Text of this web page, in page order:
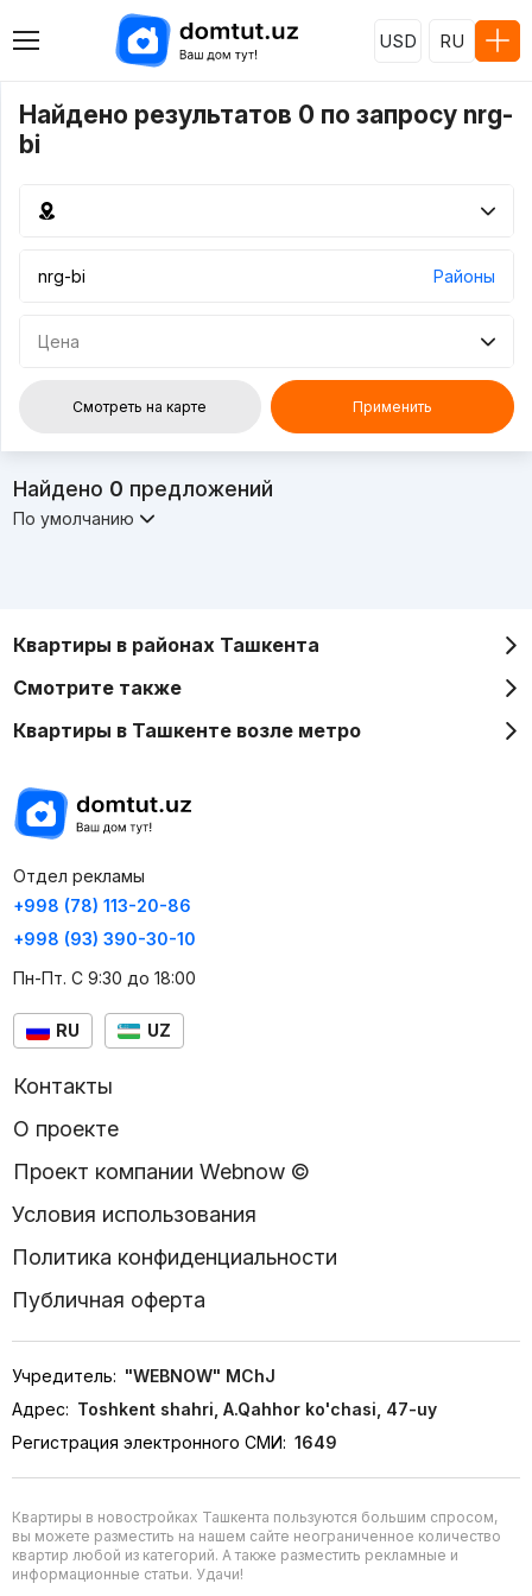
USD RU
Найдено результатов 0 по запросу nrg-
bi
Районы
Цена
Смотреть на карте Применить
Найдено 0 предложений
По умолчанию
Квартиры в районах Ташкента
Смотрите также
Квартиры в Ташкенте возле метро
Отдел рекламы
+998 (78) 113-20-86
+998 (93) 390-30-10
Пн-Пт. С 9:30 до 18:00
RU UZ
Контакты
О проекте
Проект компании Webnow ©
Условия использования
Политика конфиденциальности
Публичная оферта
Учредитель: "WEBNOW" MChJ
Адрес: Toshkent shahri, A.Qahhor ko'chasi, 47-uy
Регистрация электронного СМИ: 1649
Квартиры в новостройках Ташкента пользуются большим спросом,
вы можете разместить на нашем сайте неограниченное количество
квартир любой из категорий. А также разместить рекламные и
информационные статьи. Удачи!